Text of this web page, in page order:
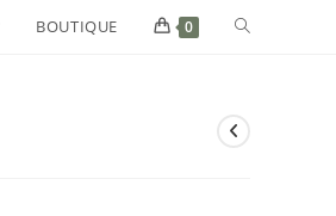
BOUTIQUE 0